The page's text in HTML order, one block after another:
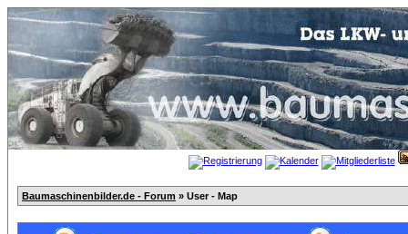
Baumaschinenbilder.de - Forum » User - Map